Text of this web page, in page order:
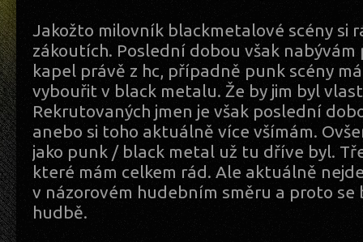
Jakožto milovník blackmetalové scény si
zákoutích. Poslední dobou však nabývám
kapel právě z hc, případně punk scény
vybouřit v black metalu. Že by jim byl
Rekrutovaných jmen je však poslední
anebo si toho aktuálně více všímám.
jako punk / black metal už tu dříve byl.
které mám celkem rád. Ale aktuálně
v názorovém hudebním směru a proto
hudbě.